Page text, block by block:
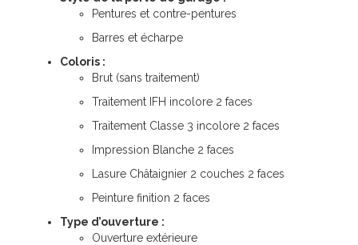
Pentures et contre-pentures
Barres et écharpe
Coloris :
Brut (sans traitement)
Traitement IFH incolore 2 faces
Traitement Classe 3 incolore 2 faces
Impression Blanche 2 faces
Lasure Châtaignier 2 couches 2 faces
Peinture finition 2 faces
Type d’ouverture :
Ouverture extérieure